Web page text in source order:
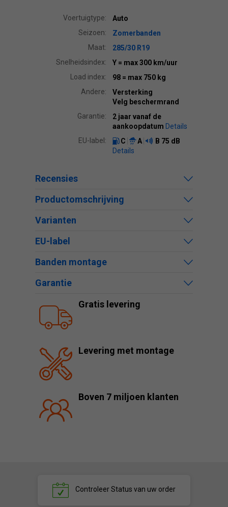
Voertuigtype:
Auto
Seizoen:
Zomerbanden
Maat:
285/30 R19
Snelheidsindex:
Y = max 300 km/uur
Load index:
98 = max 750 kg
Andere:
Versterking
Velg beschermrand
Garantie:
2 jaar vanaf de
aankoopdatum Details
EU-label:
C A B 75 dB
Details
Recensies
Productomschrijving
Varianten
EU-label
Banden montage
Garantie
Gratis levering
Levering met montage
Boven 7 miljoen klanten
ControleerStatus van uw order